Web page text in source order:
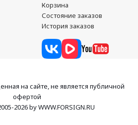
Корзина
Состояние заказов
История заказов
на сайте, не является публичной
офертой
2026 by WWW.FORSIGN.RU